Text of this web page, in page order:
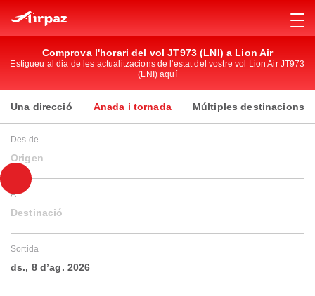
Comprova l'horari del vol JT973 (LNI) a Lion Air
Estigueu al dia de les actualitzacions de l'estat del vostre vol Lion Air JT973
(LNI) aquí
Una direcció Anada i tornada Múltiples destinacions
Des de
Origen
A
Destinació
Sortida
ds., 8 d’ag. 2026